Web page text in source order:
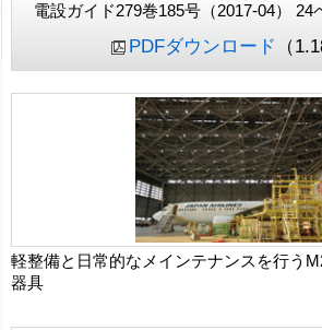
電設ガイド279巻185号（2017-04） 24
PDFダウンロード （
軽整備と日常的なメインテナンスを行う
器具